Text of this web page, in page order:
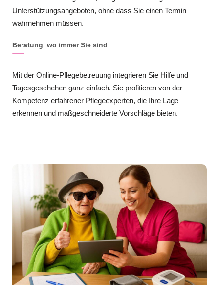
Unterstützungsangeboten, ohne dass Sie einen Termin
wahrnehmen müssen.
Beratung, wo immer Sie sind
Mit der Online-Pflegebetreuung integrieren Sie Hilfe und
Tagesgeschehen ganz einfach. Sie profitieren von der
Kompetenz erfahrener Pflegeexperten, die Ihre Lage
erkennen und maßgeschneiderte Vorschläge bieten.